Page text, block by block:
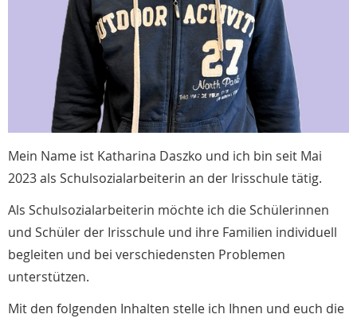
Mein Name ist Katharina Daszko und ich bin seit Mai
2023 als Schulsozialarbeiterin an der Irisschule tätig.
Als Schulsozialarbeiterin möchte ich die Schülerinnen
und Schüler der Irisschule und ihre Familien individuell
begleiten und bei verschiedensten Problemen
unterstützen.
Mit den folgenden Inhalten stelle ich Ihnen und euch die